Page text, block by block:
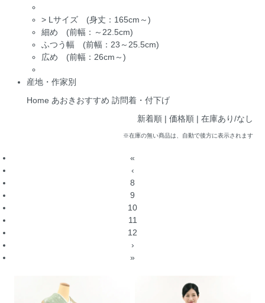
> Lサイズ (身丈：165cm～)
細め (前幅：～22.5cm)
ふつう幅 (前幅：23～25.5cm)
広め (前幅：26cm～)
産地・作家別
Home あおきおすすめ 訪問着・付下げ
新着順 | 価格順 | 在庫あり/なし
※在庫の無い商品は、自動で後方に表示されます
«
‹
8
9
10
11
12
›
»